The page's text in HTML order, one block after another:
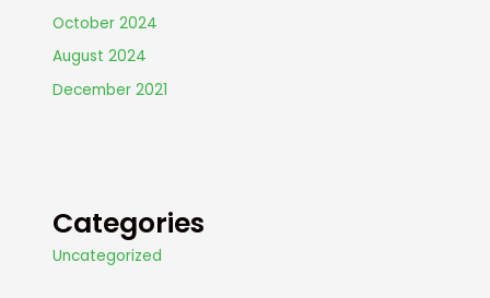
October 2024
August 2024
December 2021
Categories
Uncategorized